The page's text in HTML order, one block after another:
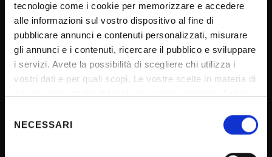
tecnologie come i cookie per memorizzare e accedere
alle informazioni sul vostro dispositivo al fine di
pubblicare annunci e contenuti personalizzati, misurare
gli annunci e i contenuti, ricercare il pubblico e sviluppare
i servizi. Avete la possibilità di scegliere chi utilizza i
vostri dati e per quali scopi. Le vostre scelte in materia di
modificare o revocare il proprio consenso in qualsiasi
momento dalla Dichiarazione sui cookie o facendo clic
delNECESSARI
Privacy policy
Cookie
Sponsorizzazioni e donazioni
Events
SPID